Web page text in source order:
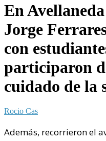
En
Jorge
con
participaron
cuidado de la
Rocio Cas
Además, recorrieron el